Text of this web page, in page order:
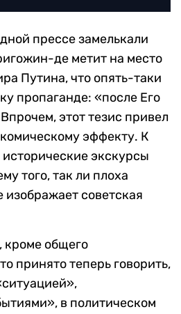
прессе замелькали
де метит на место
Путина, что опять-таки
пропаганде: «после Его
этот тезис привел
эффекту. К
экскурсы
того, так ли плоха
изображает советская
кроме общего
принято теперь говорить,
в политическом